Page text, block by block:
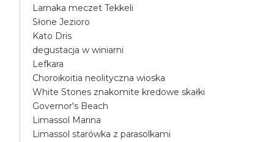
Larnaka meczet Tekkeli
Słone Jezioro
Kato Dris
degustacja w winiarni
Lefkara
Choroikoitia neolityczna wioska
White Stones znakomite kredowe skałki
Governor's Beach
Limassol Marina
Limassol starówka z parasolkami